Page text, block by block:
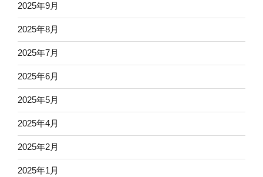
2025年9月
2025年8月
2025年7月
2025年6月
2025年5月
2025年4月
2025年2月
2025年1月